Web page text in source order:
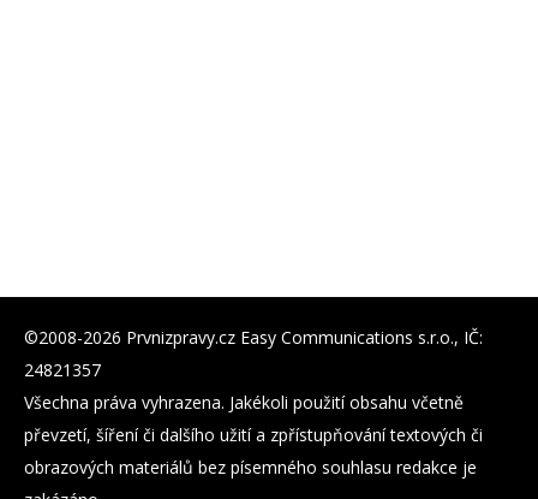
©2008-2026 Prvnizpravy.cz Easy Communications s.r.o., IČ:
24821357
Všechna práva vyhrazena. Jakékoli použití obsahu včetně
převzetí, šíření či dalšího užití a zpřístupňování textových či
obrazových materiálů bez písemného souhlasu redakce je